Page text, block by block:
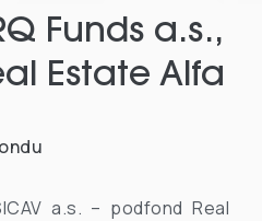
Funds a.s.,
Estate Alfa
a.s. – podfond Real